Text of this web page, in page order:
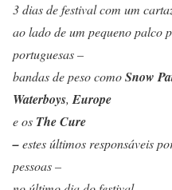
3 dias de festival com um
ao lado de um pequeno palco
portuguesas –
bandas de peso comoSnow
Waterboys, Europe
e os TheCure
–estes últimos responsáveis
pessoas –